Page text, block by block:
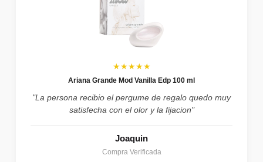
★★★★★
Ariana Grande Mod Vanilla Edp 100 ml
"La persona recibio el pergume de regalo quedo muy
satisfecha con el olor y la fijacion"
Joaquin
Compra Verificada